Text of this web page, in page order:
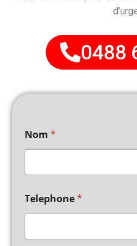
0488
Nom *
Telephone*